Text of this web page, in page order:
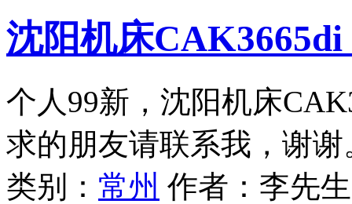
沈阳机床
个人99新，沈阳机床
求的朋友请联系我，谢谢
类别： 常州 作者：李先